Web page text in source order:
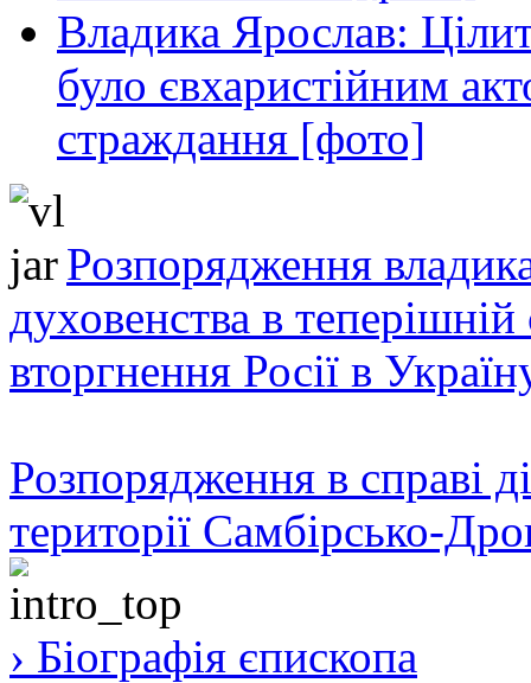
Владика Ярослав:
було євхаристійним
страждання [фото]
Розпорядження
духовенства в теперішній
вторгнення Росії в
Розпорядження в справі
території Самбірсько-
› Біографія єпископа